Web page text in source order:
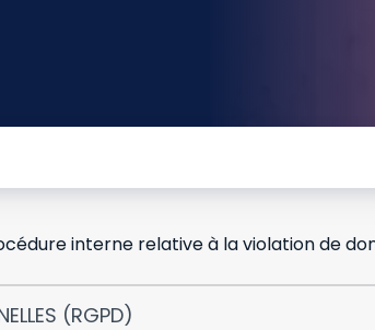
interne relative à la violation de
(RGPD)